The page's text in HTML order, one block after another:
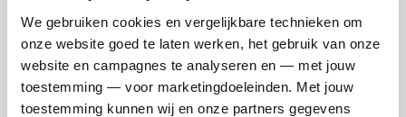
We gebruiken cookies en vergelijkbare technieken om
onze website goed te laten werken, het gebruik van onze
website en campagnes te analyseren en — met jouw
toestemming — voor marketingdoeleinden. Met jouw
toestemming kunnen wij en onze partners gegevens
Chinook's badges